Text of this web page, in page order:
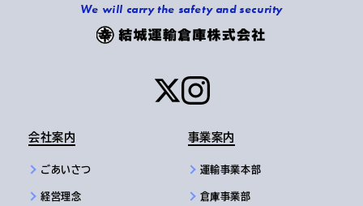
We will carry the safety and security
会社案内
ごあいさつ
経営理念
事業案内
運輸事業本部
倉庫事業部